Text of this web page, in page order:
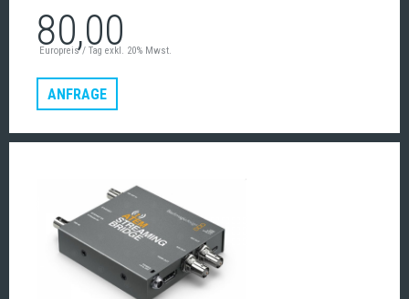
80,00
Europreis / Tag exkl. 20% Mwst.
ANFRAGE